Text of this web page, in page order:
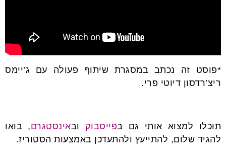
*פוסט זה נכתב במסגרת שיתוף פעולה עם ג’יימס
ריצ’רדסון דיוטי פרי.
תוכלו למצוא אותי גם בפייסבוק ובאינסטגרם, בואו
להגיד שלום, להתייעץ ולהתעדכן באמצעות הסטוריז.